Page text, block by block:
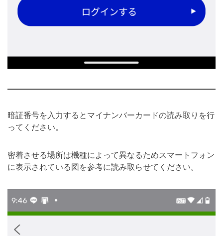
暗証番号を入力するとマイナンバーカードの読み取りを行
ってください。
密着させる場所は機種によって異なるためスマートフォン
に表示されている図を参考に読み取らせてください。